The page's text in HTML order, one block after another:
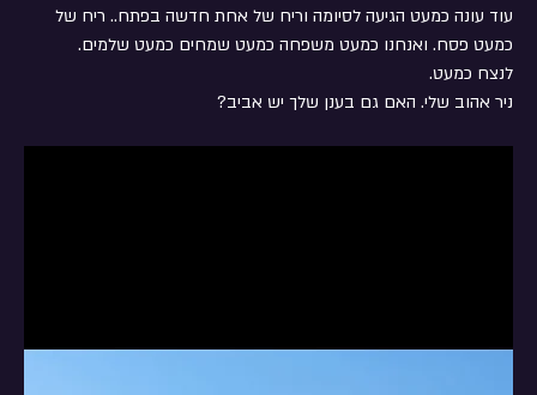
כמעט פסח. ואנחנו כמעט משפחה כמעט שמחים כמעט שלמים.
לנצח כמעט.
ניר אהוב שלי. האם גם בענן שלך יש אביב?